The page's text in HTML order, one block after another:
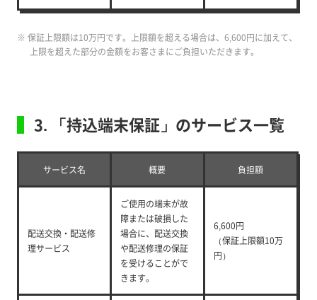
※ 保証上限額は10万円です。上限額を超える場合は、6,600円に加えて、
上限を超えた部分の金額をお客さまにご負担いただきます。
3. 「持込端末保証」のサービス一覧
サービス名 概要 負担額
配送交換・配送修
理サービス
ご使用の端末が故
障または破損した
場合に、配送交換
や配送修理の保証
を受けることがで
きます。
6,600円
（保証上限額10万
円）